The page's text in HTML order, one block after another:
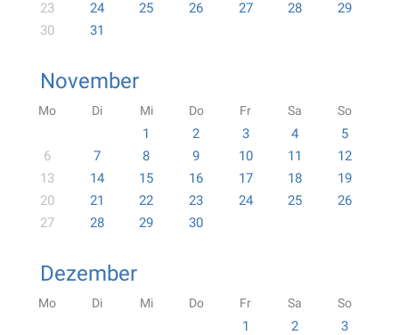
23
24 25 26 27 28
29
30
31
November
Mo Di Mi Do Fr Sa So
1 2 3 4
5
6
7 8 9 10 11
12
13
14 15 16 17 18
19
20
21 22 23 24 25
26
27
28 29 30
Dezember
Mo Di Mi Do Fr Sa So
1 2
3